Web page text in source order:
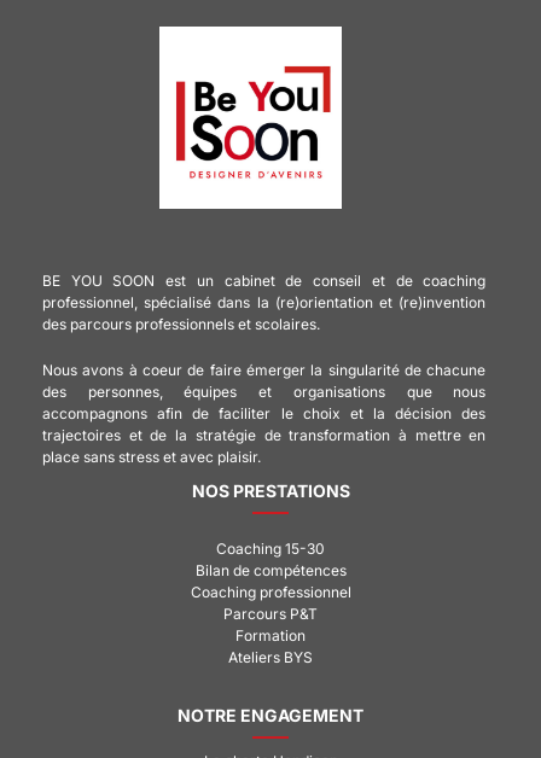
BE YOU SOON est un cabinet de conseil et de coaching
professionnel, spécialisé dans la (re)orientation et (re)invention
des parcours professionnels et scolaires.
Nous avons à coeur de faire émerger la singularité de chacune
des personnes, équipes et organisations que nous
accompagnons afin de faciliter le choix et la décision des
trajectoires et de la stratégie de transformation à mettre en
place sans stress et avec plaisir.
NOS PRESTATIONS
Coaching 15-30
Bilan de compétences
Coaching professionnel
Parcours P&T
Formation
Ateliers BYS
NOTRE ENGAGEMENT